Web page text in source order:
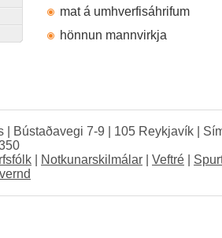
mat á umhverfisáhrifum
hönnun mannvirkja
| Bústaðavegi 7-9 | 105 Reykjavík |
Notkunarskilmálar Veftré